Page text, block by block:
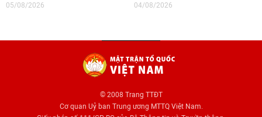
05/08/2026
04/08/2026
© 2008 Trang TTĐT
Cơ quan Uỷ ban Trung ương MTTQ Việt Nam.